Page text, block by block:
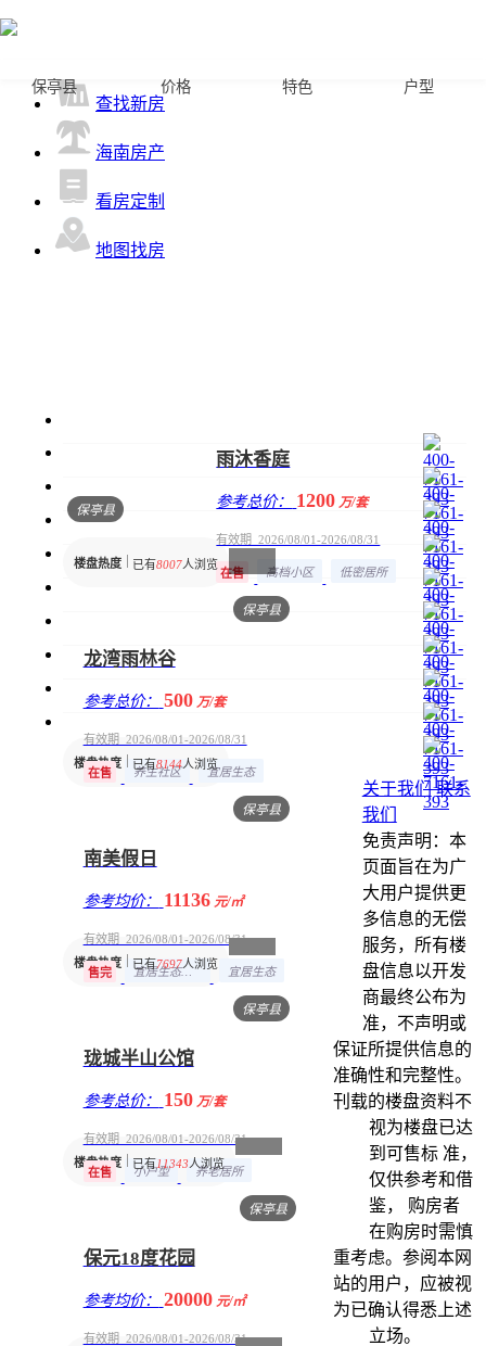
查找新房
海南房产
看房定制
地图找房
保亭县 价格 特色 户型
保亭县
雨沐香庭
参考总价： 1200 万/套
有效期 2026/08/01-2026/08/31
在售 高档小区 低密居所
楼盘热度 已有8007人浏览
保亭县
龙湾雨林谷
参考总价： 500 万/套
有效期 2026/08/01-2026/08/31
在售 养生社区 宜居生态
楼盘热度 已有8144人浏览
保亭县
南美假日
参考均价： 11136 元/㎡
有效期 2026/08/01-2026/08/31
售完 宜居生态地产 宜居生态
楼盘热度 已有7697人浏览
保亭县
珑城半山公馆
参考总价： 150 万/套
有效期 2026/08/01-2026/08/31
在售 小户型 养老居所
楼盘热度 已有11343人浏览
保亭县
保元18度花园
参考均价： 20000 元/㎡
有效期 2026/08/01-2026/08/31
关于我们 联系
我们
免责声明：本
页面旨在为广
大用户提供更
多信息的无偿
服务，所有楼
盘信息以开发
商最终公布为
准，不声明或
保证所提供信息的
准确性和完整性。
刊载的楼盘资料不
视为楼盘已达
到可售标 准，
仅供参考和借
鉴， 购房者
在购房时需慎
重考虑。参阅本网
站的用户，应被视
为已确认得悉上述
立场。